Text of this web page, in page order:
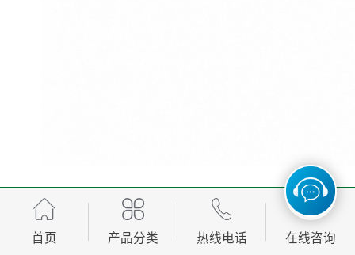
我们深知每种铝卷的使用环境各不相同，因此提供免费
首页 产品分类 热线电话 在线咨询